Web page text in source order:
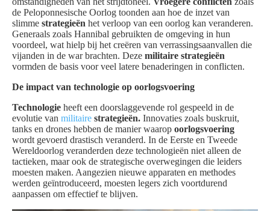
de Peloponnesische Oorlog toonden aan hoe de inzet van
slimme strategieën het verloop van een oorlog kan veranderen.
Generaals zoals Hannibal gebruikten de omgeving in hun
voordeel, wat hielp bij het creëren van verrassingsaanvallen die
vijanden in de war brachten. Deze militaire strategieën
vormden de basis voor veel latere benaderingen in conflicten.
De impact van technologie op oorlogsvoering
Technologie heeft een doorslaggevende rol gespeeld in de
evolutie van militaire strategieën. Innovaties zoals buskruit,
tanks en drones hebben de manier waarop oorlogsvoering
wordt gevoerd drastisch veranderd. In de Eerste en Tweede
Wereldoorlog veranderden deze technologieën niet alleen de
tactieken, maar ook de strategische overwegingen die leiders
moesten maken. Aangezien nieuwe apparaten en methodes
werden geïntroduceerd, moesten legers zich voortdurend
aanpassen om effectief te blijven.